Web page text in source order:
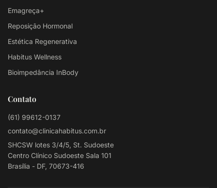
Emagreça+
Reposição Hormonal
Estética Regenerativa
Habitus Wellness
Bioimpedância InBody
Contato
(61) 99612-0137
contato@clinicahabitus.com.br
SHCSW lotes 3/4/5, St. Sudoeste
Centro Clínico Sudoeste Sala 101
Brasília - DF, 70673-416